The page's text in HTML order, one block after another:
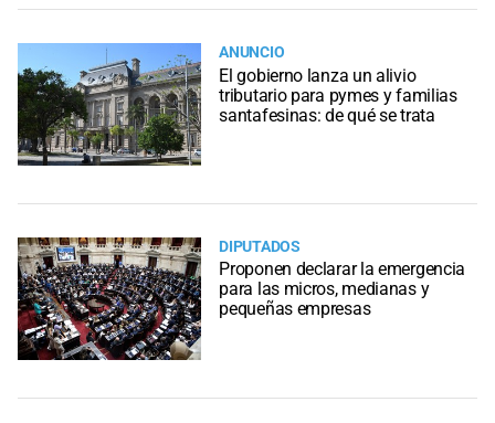
ANUNCIO
El gobierno lanza un alivio
tributario para pymes y familias
santafesinas: de qué se trata
DIPUTADOS
Proponen declarar la emergencia
para las micros, medianas y
pequeñas empresas